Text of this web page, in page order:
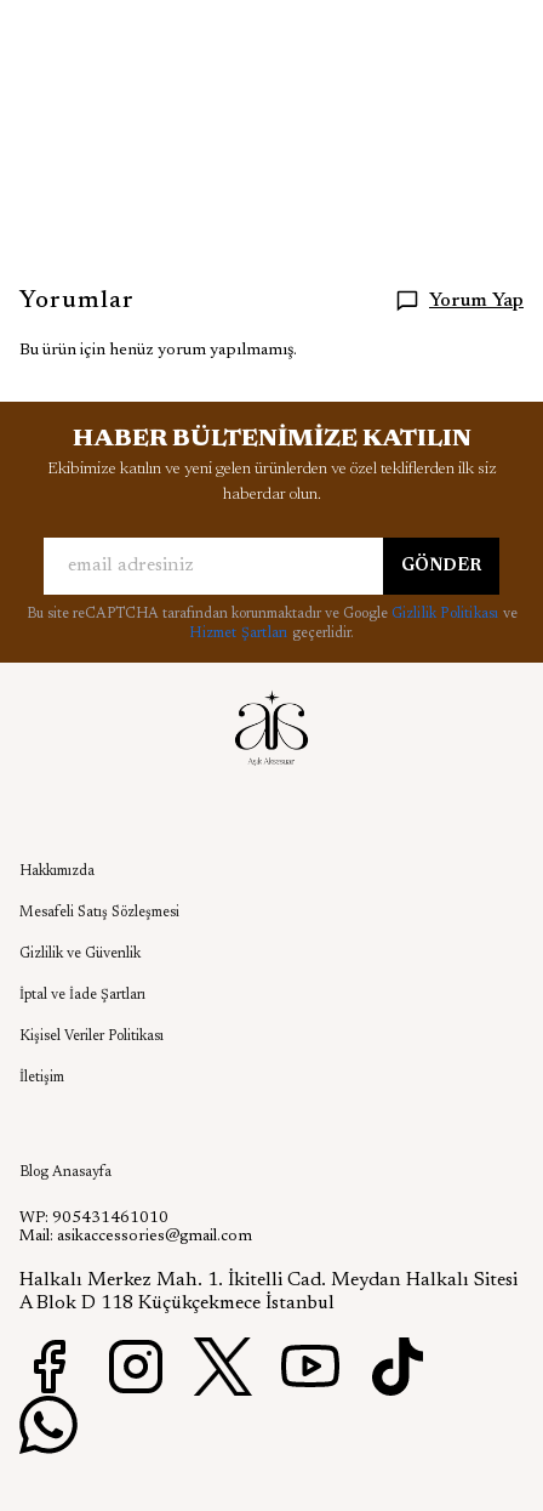
Yorumlar Yorum Yap
Bu ürün için henüz yorum yapılmamış.
HABER BÜLTENİMİZE KATILIN
Ekibimize katılın ve yeni gelen ürünlerden ve özel tekliflerden ilk siz
haberdar olun.
GÖNDER
Bu site reCAPTCHA tarafından korunmaktadır ve Google Gizlilik Politikası ve
Hizmet Şartları geçerlidir.
Hakkımızda
Mesafeli Satış Sözleşmesi
Gizlilik ve Güvenlik
İptal ve İade Şartları
Kişisel Veriler Politikası
İletişim
Blog Anasayfa
WP: 905431461010
Mail: asikaccessories@gmail.com
Halkalı Merkez Mah. 1. İkitelli Cad. Meydan Halkalı Sitesi
A Blok D 118 Küçükçekmece İstanbul